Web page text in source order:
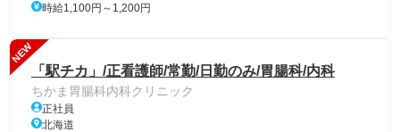
時給1,100円～1,200円
NEW
「駅チカ」/正看護師/常勤/日勤のみ/胃腸科/内科
ちかま胃腸科内科クリニック
正社員
北海道